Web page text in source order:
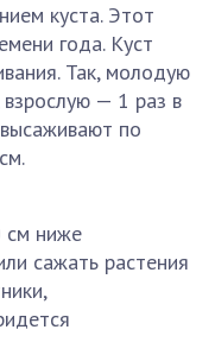
куста. Этот
года. Куст
Так, молодую
— 1 раз в
по
см ниже
сажать растения